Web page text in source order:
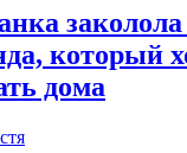
который
дома